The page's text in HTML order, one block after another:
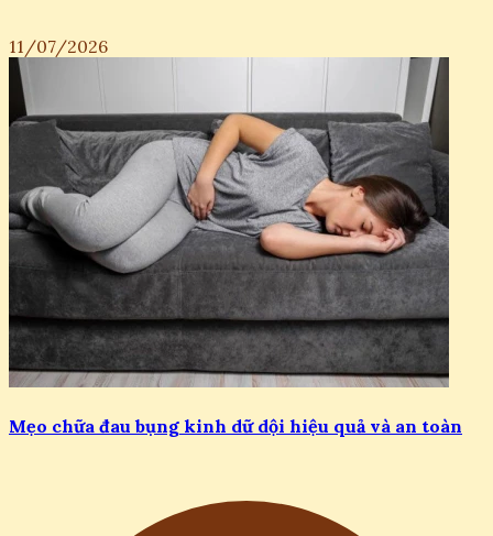
11/07/2026
Mẹo chữa đau bụng kinh dữ dội hiệu quả và an toàn